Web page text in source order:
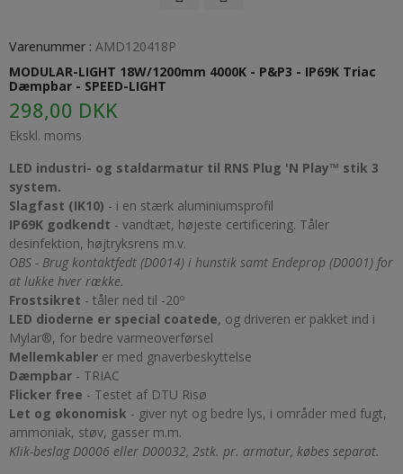
Varenummer : AMD120418P
MODULAR-LIGHT 18W/1200mm 4000K - P&P3 - IP69K Triac
Dæmpbar - SPEED-LIGHT
298,00 DKK
Ekskl. moms
LED industri- og staldarmatur til RNS Plug 'N Play™ stik 3
system.
Slagfast (IK10) - i en stærk aluminiumsprofil
IP69K godkendt - vandtæt, højeste certificering. Tåler
desinfektion, højtryksrens m.v.
OBS - Brug kontaktfedt (D0014) i hunstik samt Endeprop (D0001) for
at lukke hver række.
Frostsikret - tåler ned til -20º
LED dioderne er special coatede, og driveren er pakket ind i
Mylar®, for bedre varmeoverførsel
Mellemkabler er med gnaverbeskyttelse
Dæmpbar - TRIAC
Flicker free - Testet af DTU Risø
Let og økonomisk - giver nyt og bedre lys, i områder med fugt,
ammoniak, støv, gasser m.m.
Klik-beslag D0006 eller D00032, 2stk. pr. armatur, købes separat.